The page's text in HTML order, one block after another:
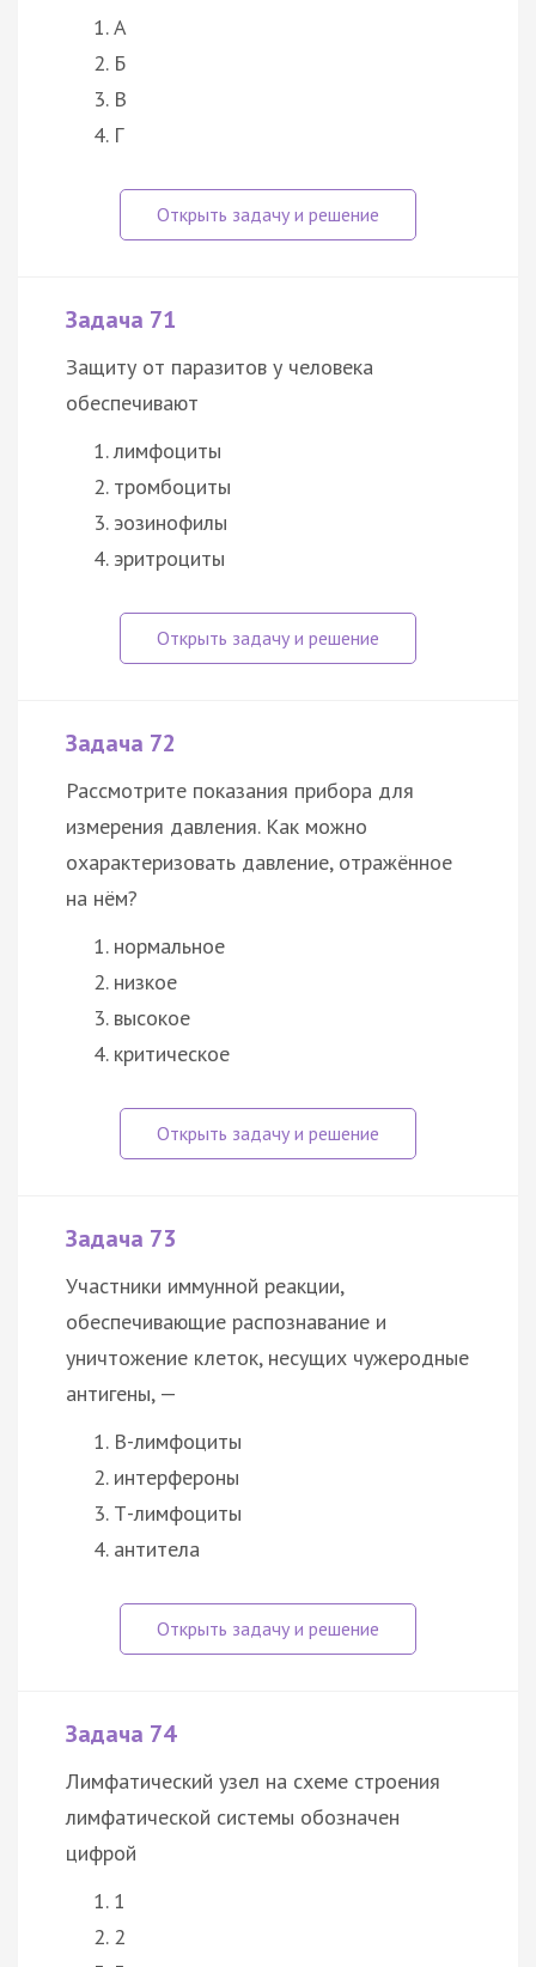
А
Б
В
Г
Задача 71
Защиту от паразитов у человека
обеспечивают
лимфоциты
тромбоциты
эозинофилы
эритроциты
Задача 72
Рассмотрите показания прибора для
измерения давления. Как можно
охарактеризовать давление, отражённое
на нём?
нормальное
низкое
высокое
критическое
Задача 73
Участники иммунной реакции,
обеспечивающие распознавание и
уничтожение клеток, несущих чужеродные
антигены, —
В-лимфоциты
интерфероны
Т-лимфоциты
антитела
Задача 74
Лимфатический узел на схеме строения
лимфатической системы обозначен
цифрой
1
2